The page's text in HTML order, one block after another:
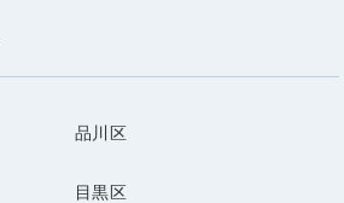
品川区
目黒区